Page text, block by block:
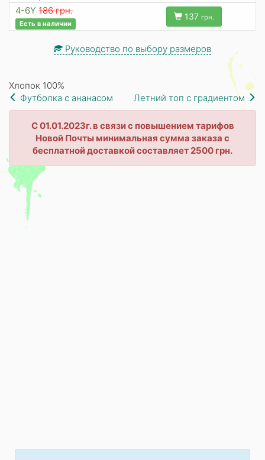
4-6Y 186 грн.
Есть в наличии
137 грн.
Руководство по выбору размеров
Хлопок 100%
Футболка с ананасом
Летний топ с градиентом
С 01.01.2023г. в связи с повышением тарифов
Новой Почты минимальная сумма заказа с
бесплатной доставкой составляет 2500 грн.